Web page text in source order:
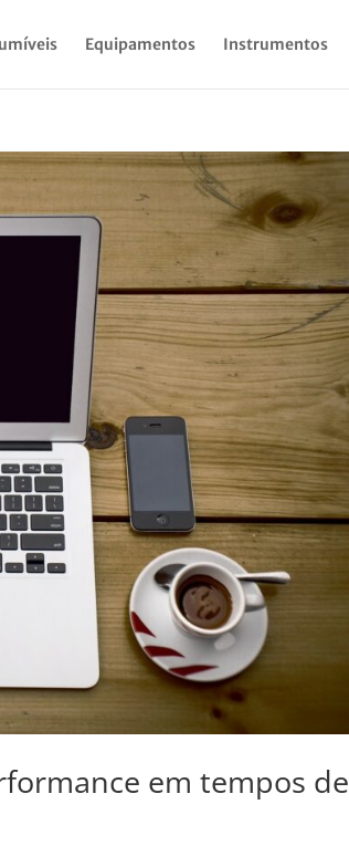
Equipamentos Instrumentos
em tempos de